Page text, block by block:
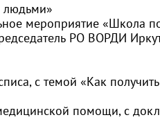
людьми»
мероприятие «Школа
РО ВОРДИ
с темой «Как
помощи, с